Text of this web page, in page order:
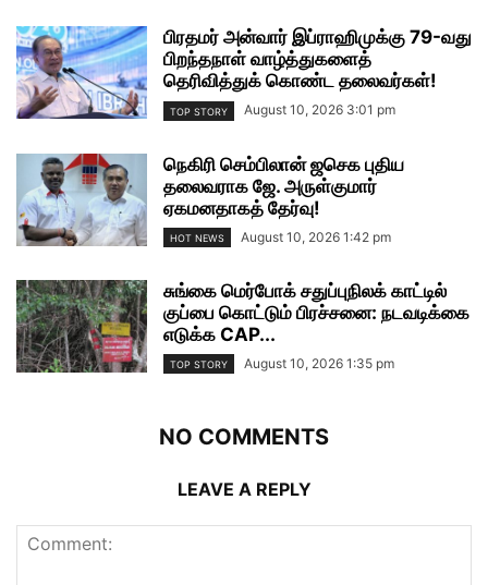
பிரதமர் அன்வார் இப்ராஹிமுக்கு 79-வது
பிறந்தநாள் வாழ்த்துகளைத்
தெரிவித்துக் கொண்ட தலைவர்கள்!
TOP STORY August 10, 2026 3:01 pm
நெகிரி செம்பிலான் ஜசெக புதிய
தலைவராக ஜே. அருள்குமார்
ஏகமனதாகத் தேர்வு!
HOT NEWS August 10, 2026 1:42 pm
சுங்கை மெர்போக் சதுப்புநிலக் காட்டில்
குப்பை கொட்டும் பிரச்சனை: நடவடிக்கை
எடுக்க CAP...
TOP STORY August 10, 2026 1:35 pm
NO COMMENTS
LEAVE A REPLY